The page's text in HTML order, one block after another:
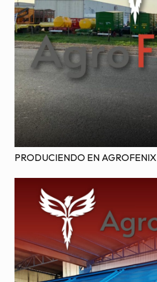
PRODUCIENDO EN AGROFENIX